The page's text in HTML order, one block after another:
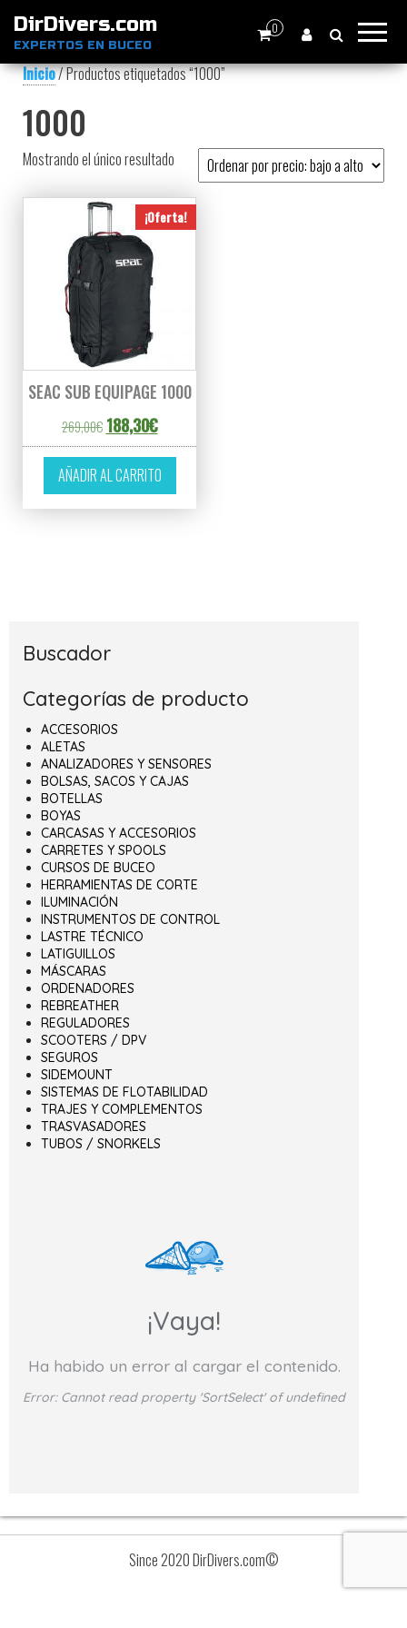
DirDivers.com
EXPERTOS EN BUCEO
0
Inicio/ Productos etiquetados “1000”
1000
Mostrando el único resultado
¡Oferta!
SEAC SUB EQUIPAGE 1000
269,00€ El precio original era: 269,00€.
188,30€El precio actual es: 188,30€.
AÑADIR AL CARRITO
Buscador
Categorías de producto
ACCESORIOS
ALETAS
ANALIZADORES Y SENSORES
BOLSAS, SACOS Y CAJAS
BOTELLAS
BOYAS
CARCASAS Y ACCESORIOS
CARRETES Y SPOOLS
CURSOS DE BUCEO
HERRAMIENTAS DE CORTE
ILUMINACIÓN
INSTRUMENTOS DE CONTROL
LASTRE TÉCNICO
LATIGUILLOS
MÁSCARAS
ORDENADORES
REBREATHER
REGULADORES
SCOOTERS / DPV
SEGUROS
SIDEMOUNT
SISTEMAS DE FLOTABILIDAD
TRAJES Y COMPLEMENTOS
TRASVASADORES
TUBOS / SNORKELS
¡Vaya!
Ha habido un error al cargar el contenido.
Error: Cannot read property 'SortSelect' of undefined
Since 2020 DirDivers.com©